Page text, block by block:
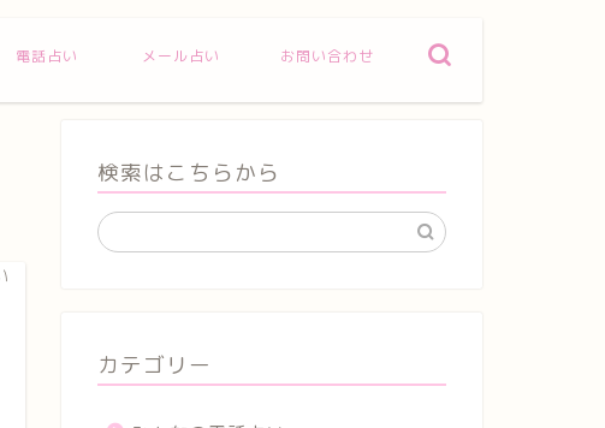
電話占い メール占い お問い合わせ
検索はこちらから
カテゴリー